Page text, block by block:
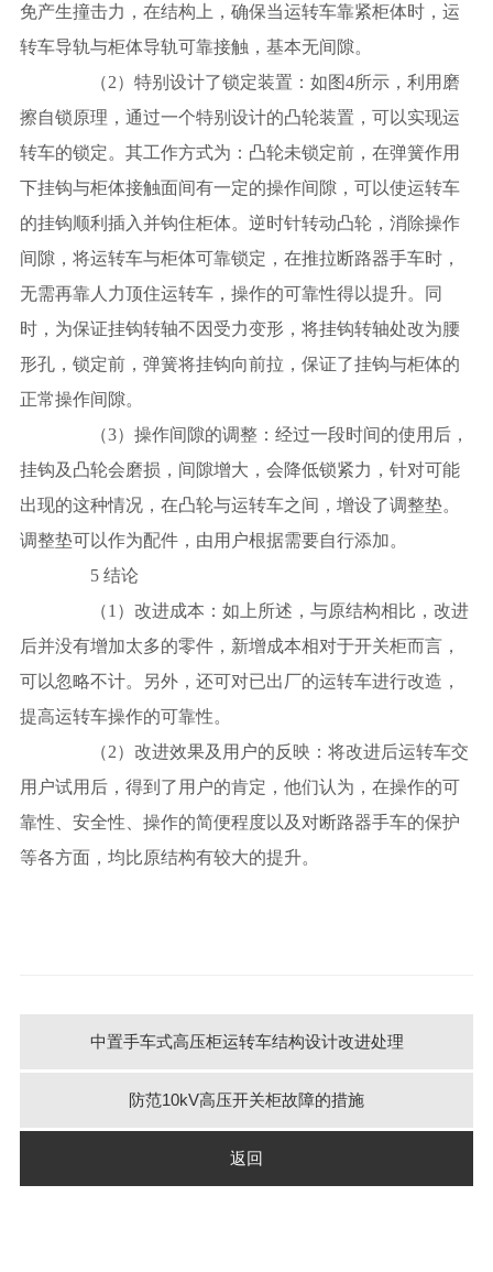
免产生撞击力，在结构上，确保当运转车靠紧柜体时，运
转车导轨与柜体导轨可靠接触，基本无间隙。
（2）特别设计了锁定装置：如图4所示，利用磨
擦自锁原理，通过一个特别设计的凸轮装置，可以实现运
转车的锁定。其工作方式为：凸轮未锁定前，在弹簧作用
下挂钩与柜体接触面间有一定的操作间隙，可以使运转车
的挂钩顺利插入并钩住柜体。逆时针转动凸轮，消除操作
间隙，将运转车与柜体可靠锁定，在推拉断路器手车时，
无需再靠人力顶住运转车，操作的可靠性得以提升。同
时，为保证挂钩转轴不因受力变形，将挂钩转轴处改为腰
形孔，锁定前，弹簧将挂钩向前拉，保证了挂钩与柜体的
正常操作间隙。
（3）操作间隙的调整：经过一段时间的使用后，
挂钩及凸轮会磨损，间隙增大，会降低锁紧力，针对可能
出现的这种情况，在凸轮与运转车之间，增设了调整垫。
调整垫可以作为配件，由用户根据需要自行添加。
5 结论
（1）改进成本：如上所述，与原结构相比，改进
后并没有增加太多的零件，新增成本相对于开关柜而言，
可以忽略不计。另外，还可对已出厂的运转车进行改造，
提高运转车操作的可靠性。
（2）改进效果及用户的反映：将改进后运转车交
用户试用后，得到了用户的肯定，他们认为，在操作的可
靠性、安全性、操作的简便程度以及对断路器手车的保护
等各方面，均比原结构有较大的提升。
中置手车式高压柜运转车结构设计改进处理
防范10kV高压开关柜故障的措施
返回